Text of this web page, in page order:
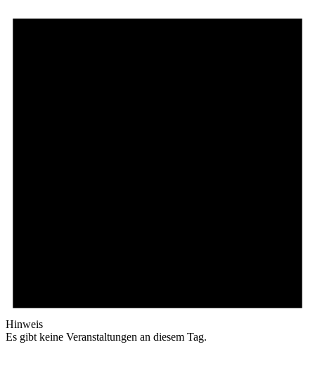
Hinweis
Es gibt keine Veranstaltungen an diesem Tag.